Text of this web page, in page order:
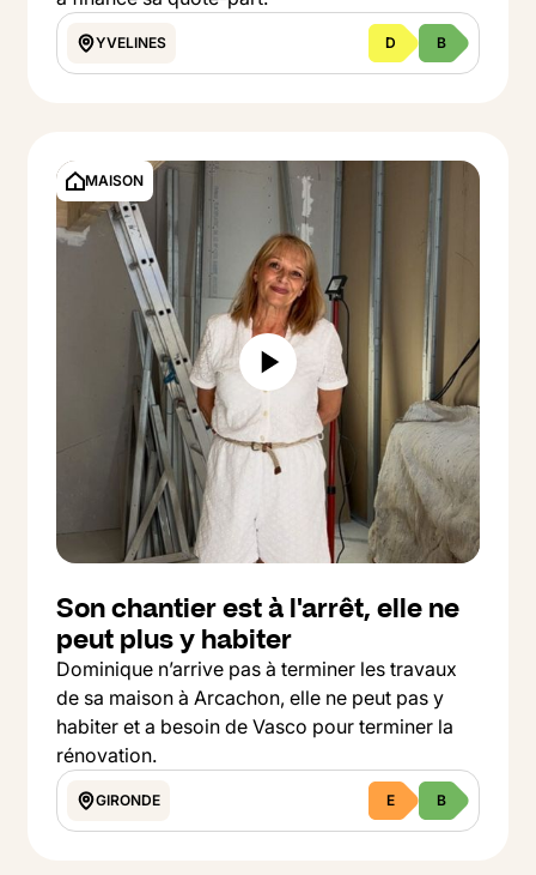
YVELINES D B
MAISON
Son chantier est à l'arrêt, elle ne
peut plus y habiter
Dominique n’arrive pas à terminer les travaux
de sa maison à Arcachon, elle ne peut pas y
habiter et a besoin de Vasco pour terminer la
rénovation.
GIRONDE E B